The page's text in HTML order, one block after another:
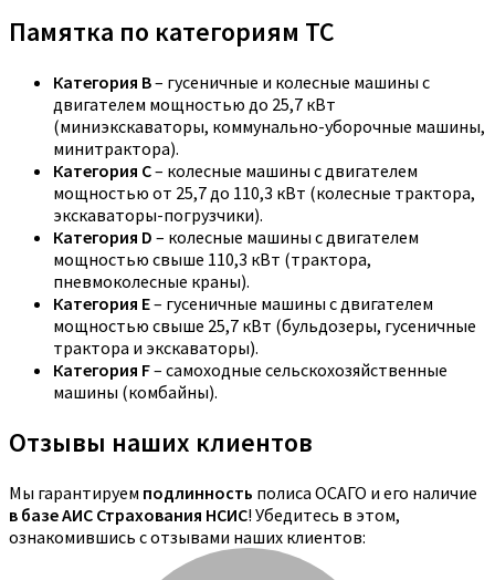
Памятка по категориям ТС
Категория B– гусеничные и колесные машины с
двигателем мощностью до 25,7 кВт
(миниэкскаваторы, коммунально-уборочные машины,
минитрактора).
Категория C– колесные машины с двигателем
мощностью от 25,7 до 110,3 кВт (колесные трактора,
экскаваторы-погрузчики).
Категория D – колесные машины с двигателем
мощностью свыше 110,3 кВт (трактора,
пневмоколесные краны).
Категория E– гусеничные машины с двигателем
мощностью свыше 25,7 кВт (бульдозеры, гусеничные
трактора и экскаваторы).
Категория F– самоходные сельскохозяйственные
машины (комбайны).
Отзывы наших клиентов
Мы гарантируем подлинность полиса ОСАГО и его наличие
в базе АИС Страхования НСИС! Убедитесь в этом,
ознакомившись с отзывами наших клиентов: